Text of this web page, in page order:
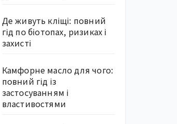
Де живуть кліщі: повний
гід по біотопах, ризиках і
захисті
Камфорне масло для чого:
повний гід із
застосуванням і
властивостями